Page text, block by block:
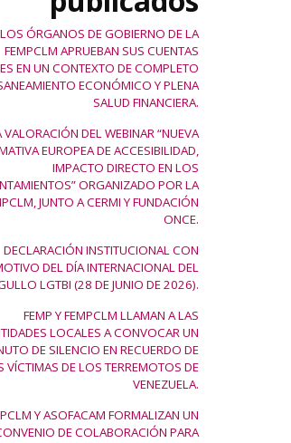
LOS ÓRGANOS DE GOBIERNO DE LA
FEMPCLM APRUEBAN SUS CUENTAS
EN UN CONTEXTO DE COMPLETO
ECONÓMICO Y PLENA
SALUD FINANCIERA.
VALORACIÓN DEL WEBINAR “NUEVA
EUROPEA DE ACCESIBILIDAD,
IMPACTO DIRECTO EN LOS
ORGANIZADO POR LA
JUNTO A CERMI Y FUNDACIÓN
ONCE.
DECLARACIÓN INSTITUCIONAL CON
DEL DÍA INTERNACIONAL DEL
LGTBI (28 DE JUNIO DE 2026).
FEMP Y FEMPCLM LLAMAN A LAS
LOCALES A CONVOCAR UN
DE SILENCIO EN RECUERDO DE
VÍCTIMAS DE LOS TERREMOTOS DE
VENEZUELA.
Y ASOFACAM FORMALIZAN UN
DE COLABORACIÓN PARA